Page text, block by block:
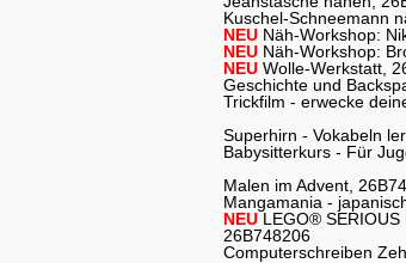
Kuschel-Schneemann
NEU Näh-Workshop:
NEU Näh-Workshop:
NEU Wolle-Werkstatt,
Geschichte und
Trickfilm - erwecke
Superhirn - Vokabeln
Babysitterkurs - Für
Malen im Advent,
Mangamania -
NEU LEGO®
26B748206
Computerschreiben